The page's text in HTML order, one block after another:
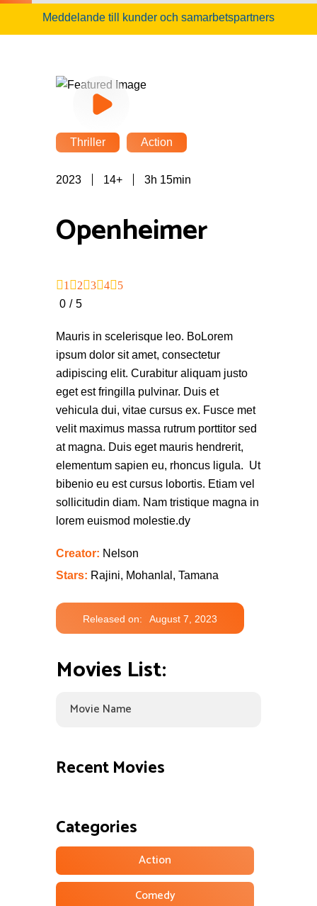
Meddelande till kunder och samarbetspartners
Thriller Action
2023 14+ 3h 15min
Openheimer
1 2 3 4
5
0 / 5
Mauris in scelerisque leo. BoLorem
ipsum dolor sit amet, consectetur
adipiscing elit. Curabitur aliquam justo
eget est fringilla pulvinar. Duis et
vehicula dui, vitae cursus ex. Fusce met
velit maximus massa rutrum porttitor sed
at magna. Duis eget mauris hendrerit,
elementum sapien eu, rhoncus ligula. Ut
bibenio eu est cursus lobortis. Etiam vel
sollicitudin diam. Nam tristique magna in
lorem euismod molestie.dy
Creator: Nelson
Stars: Rajini, Mohanlal, Tamana
Released on: August 7, 2023
Movies List:
Recent Movies
Categories
Action
Comedy